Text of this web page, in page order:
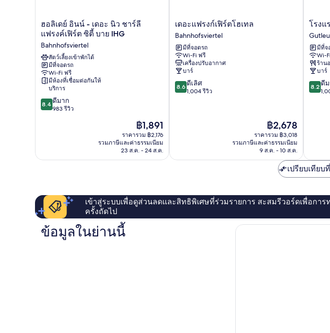
ฮอ
ลิ
อินน์
-
เดอะ
นิว
ชาร์
แฟรงค์
เฟิร์ต
ฮอลิเดย์ อินน์ - เดอะ นิว ชาร์ลี
แฟรงค์เฟิร์ต ซิตี้ บาย IHG
Bahnhofsviertel
สัตว์เลี้ยงเข้าพักได้
มีที่จอดรถ
Wi-Fi ฟรี
มีห้องที่เชื่อมต่อกันให้
บริการ
8.4
จาก
8.4 ดีมาก
983 รีวิว
ราคา
ปัจจุบัน
คือ
฿1,891
฿1,891
ราคารวม ฿2,176
รวมภาษีและค่าธรรมเนียม
23 ส.ค. - 24 ส.ค.
เดอะ
แฟ
รงก์เฟิร์ต
โฮ
เทล
Bahnhofsviertel
เดอะแฟรงก์เฟิร์ตโฮเทล
Bahnhofsviertel
มีที่จอดรถ
Wi-Fi ฟรี
เครื่องปรับอากาศ
บาร์
8.6
จาก
8.6 ดีเลิศ
1,004 รีวิว
ราคา
ปัจจุบัน
คือ
฿2,678
฿2,678
ราคารวม ฿3,018
รวมภาษีและค่าธรรมเนียม
9 ส.ค. - 10 ส.ค.
โรงแร
โม
โน
โปล
โรงแ
มีที่จ
Wi-
ร้าน
บาร์
8.2
จาก
8.2 ดี
เปรียบเทีย
เข้าสู่ระบบเพื่อดูส่วนลดและสิทธิพิเศษที่ร่วมรายการ สะสมรีวอร์ดเพื่อการ
ครั้งถัดไป
ข้อมูลในย่านนี้